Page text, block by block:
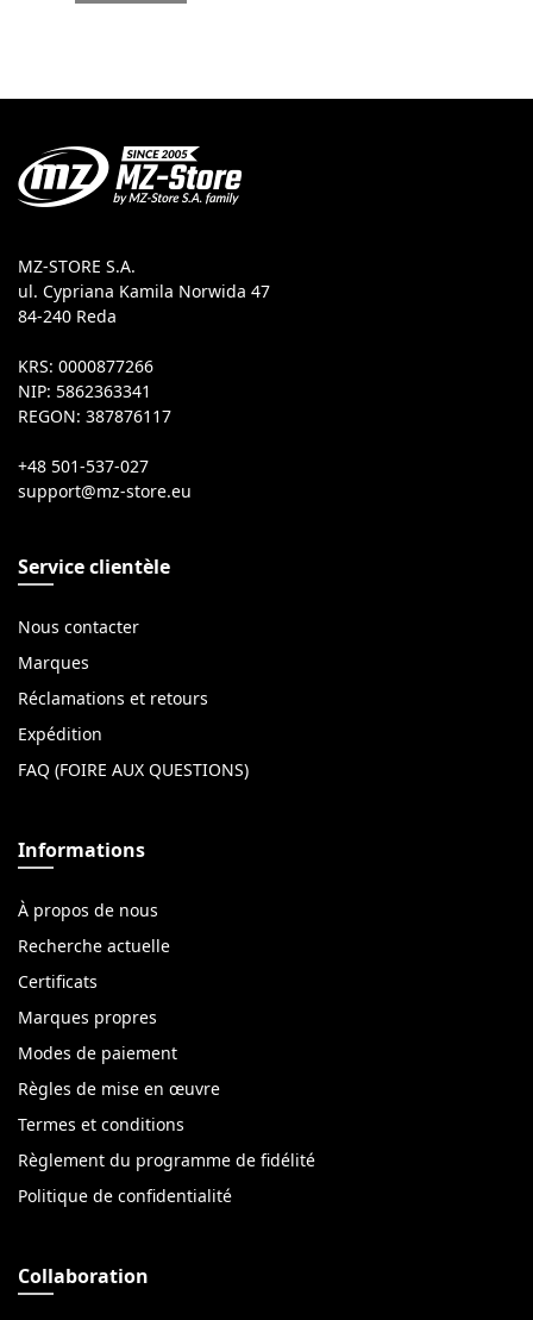
MZ-STORE S.A.
ul. Cypriana Kamila Norwida 47
84-240 Reda
KRS: 0000877266
NIP: 5862363341
REGON: 387876117
+48 501-537-027
Service clientèle
Nous contacter
Marques
Réclamations et retours
Expédition
FAQ (FOIRE AUX QUESTIONS)
Informations
À propos de nous
Recherche actuelle
Certificats
Marques propres
Modes de paiement
Règles de mise en œuvre
Termes et conditions
Règlement du programme de fidélité
Politique de confidentialité
Collaboration